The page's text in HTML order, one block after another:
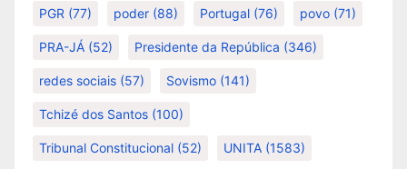
PGR (77) poder (88) Portugal (76) povo (71)
PRA-JÁ (52) Presidente da República (346)
redes sociais (57) Sovismo (141)
Tchizé dos Santos (100)
Tribunal Constitucional (52) UNITA (1583)